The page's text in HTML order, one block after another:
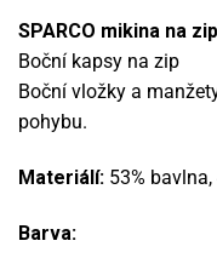
SPARCO mikina na zip
Boční kapsy na zip
Boční vložky a
pohybu.
Materiálí: 53%
Barva: